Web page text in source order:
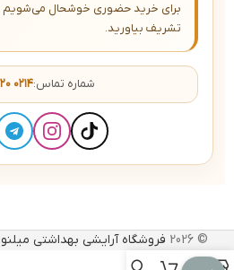
برای خرید حضوری خوشحال می‌شویم
تشریف بیاورید.
شماره تماس:۰۹۱۷
© 2026 فروشگاه آرایشی بهداشتی میلنو